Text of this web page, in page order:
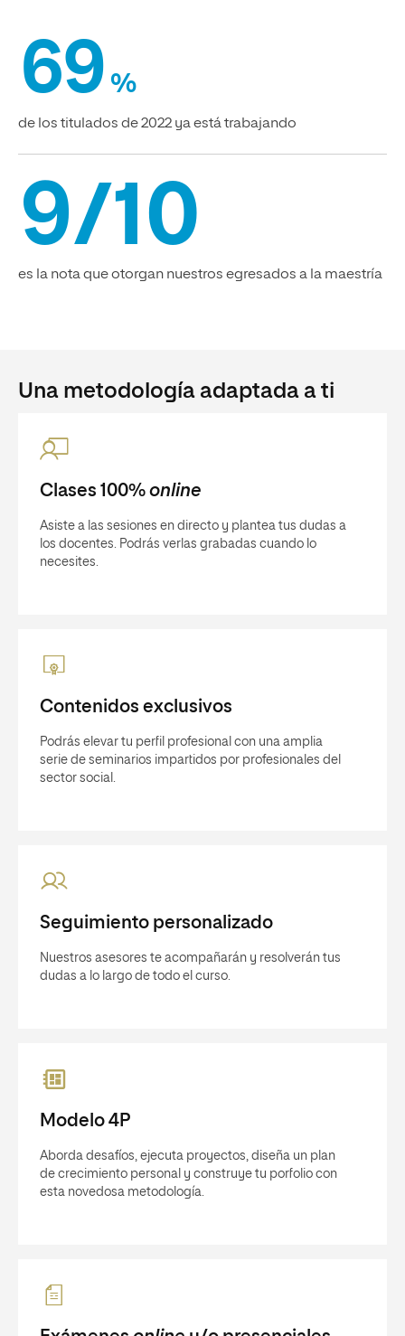
69 %
de los titulados de 2022 ya está trabajando
9/10
es la nota que otorgan nuestros egresados a la maestría
Una metodología adaptada a ti
Clases 100% online
Asiste a las sesiones en directo y plantea tus dudas a
los docentes. Podrás verlas grabadas cuando lo
necesites.
Contenidos exclusivos
Podrás elevar tu perfil profesional con una amplia
serie de seminarios impartidos por profesionales del
sector social.
Seguimiento personalizado
Nuestros asesores te acompañarán y resolverán tus
dudas a lo largo de todo el curso.
Modelo 4P
Aborda desafíos, ejecuta proyectos, diseña un plan
de crecimiento personal y construye tu porfolio con
esta novedosa metodología.